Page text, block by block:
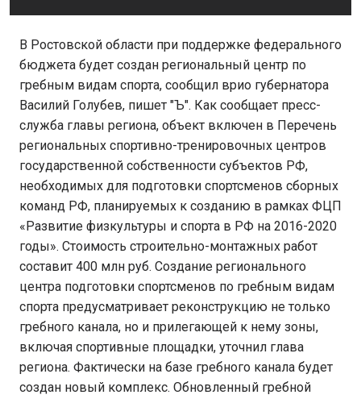
В Ростовской области при поддержке федерального
бюджета будет создан региональный центр по
гребным видам спорта, сообщил врио губернатора
Василий Голубев, пишет "Ъ". Как сообщает пресс-
служба главы региона, объект включен в Перечень
региональных спортивно-тренировочных центров
государственной собственности субъектов РФ,
необходимых для подготовки спортсменов сборных
команд РФ, планируемых к созданию в рамках ФЦП
«Развитие физкультуры и спорта в РФ на 2016-2020
годы». Стоимость строительно-монтажных работ
составит 400 млн руб. Создание регионального
центра подготовки спортсменов по гребным видам
спорта предусматривает реконструкцию не только
гребного канала, но и прилегающей к нему зоны,
включая спортивные площадки, уточнил глава
региона. Фактически на базе гребного канала будет
создан новый комплекс. Обновленный гребной